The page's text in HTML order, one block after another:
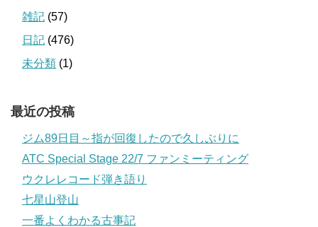
雑記 (57)
日記 (476)
未分類 (1)
最近の投稿
ジム89日目～指が回復したので久しぶりに
ATC Special Stage 22/7 ファンミーティング
ウクレレコード弾き語り
七星山登山
一番よくわかる古事記